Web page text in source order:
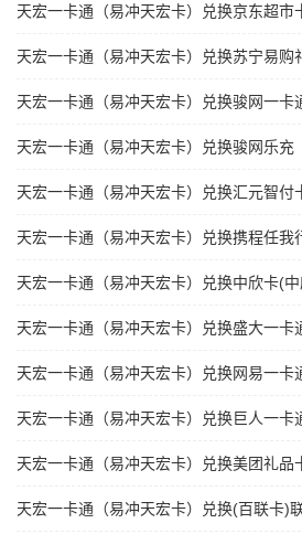
天宏一卡通（易冲天宏卡）兑换京东超市
天宏一卡通（易冲天宏卡）兑换苏宁易购
天宏一卡通（易冲天宏卡）兑换骏网一卡
天宏一卡通（易冲天宏卡）兑换骏网乐充
天宏一卡通（易冲天宏卡）兑换汇元智付
天宏一卡通（易冲天宏卡）兑换携程任我
天宏一卡通（易冲天宏卡）兑换中欣卡(
天宏一卡通（易冲天宏卡）兑换盛大一卡
天宏一卡通（易冲天宏卡）兑换网易一卡
天宏一卡通（易冲天宏卡）兑换巨人一卡
天宏一卡通（易冲天宏卡）兑换美团礼品
天宏一卡通（易冲天宏卡）兑换(百联卡)